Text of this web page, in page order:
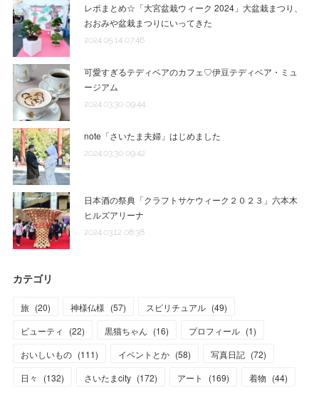
レポまとめ☆「大宮盆栽ウィーク 2024」大盆栽まつり、
おおみや盆栽まつりにいってきた
2024.05.14 07:46
可愛すぎるテディベアのカフェ♡伊豆テディベア・ミュ
ージアム
2024.03.30 09:44
note「さいたま夫婦」はじめました
2024.03.30 09:42
日本酒の祭典「クラフトサケウィーク２０２３」六本木
ヒルズアリーナ
2024.03.12 08:38
カテゴリ
旅 (20) 神様仏様 (57) スピリチュアル (49)
ビューティ
(22) 黒猫ちゃん (16) プロフィール (1)
おいしいもの (111) イベントとか (58) 写真日記 (72)
日々
(132) さいたまcity (172) アート (169) 着物 (44)